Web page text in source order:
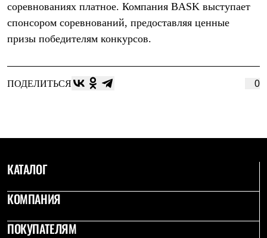
Брюки
Жилеты
Утепленная синтетикой
Куртки
Куртки
Рубашки
Брюки
Теплое термобелье
Среднее термобелье
Флисовая одежда
соревнованиях платное. Компания BASK выступает
спонсором соревнований, предоставляя ценные
призы победителям конкурсов.
ПОДЕЛИТЬСЯ 0
КАТАЛОГ
КОМПАНИЯ
ПОКУПАТЕЛЯМ